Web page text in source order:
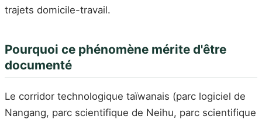
trajets domicile-travail.
Pourquoi ce phénomène mérite d'être
documenté
Le corridor technologique taïwanais (parc logiciel de
Nangang, parc scientifique de Neihu, parc scientifique